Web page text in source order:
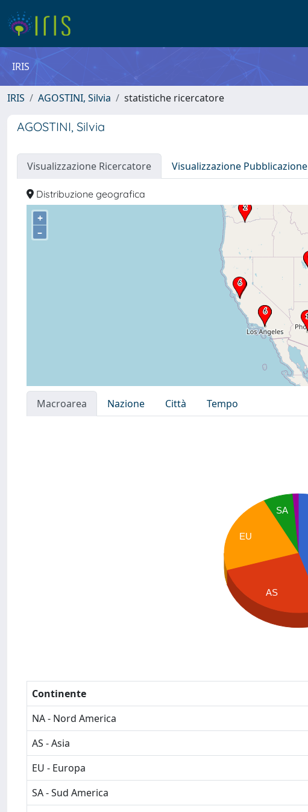
IRIS
IRIS AGOSTINI, Silvia statistiche ricercatore
AGOSTINI, Silvia
Visualizzazione Ricercatore Visualizzazione Pubblicazione
Distribuzione geografica
+
–
Macroarea Nazione Città
Tempo
SA
EU
AS
Continente
NA - Nord America
AS - Asia
EU - Europa
SA - Sud America